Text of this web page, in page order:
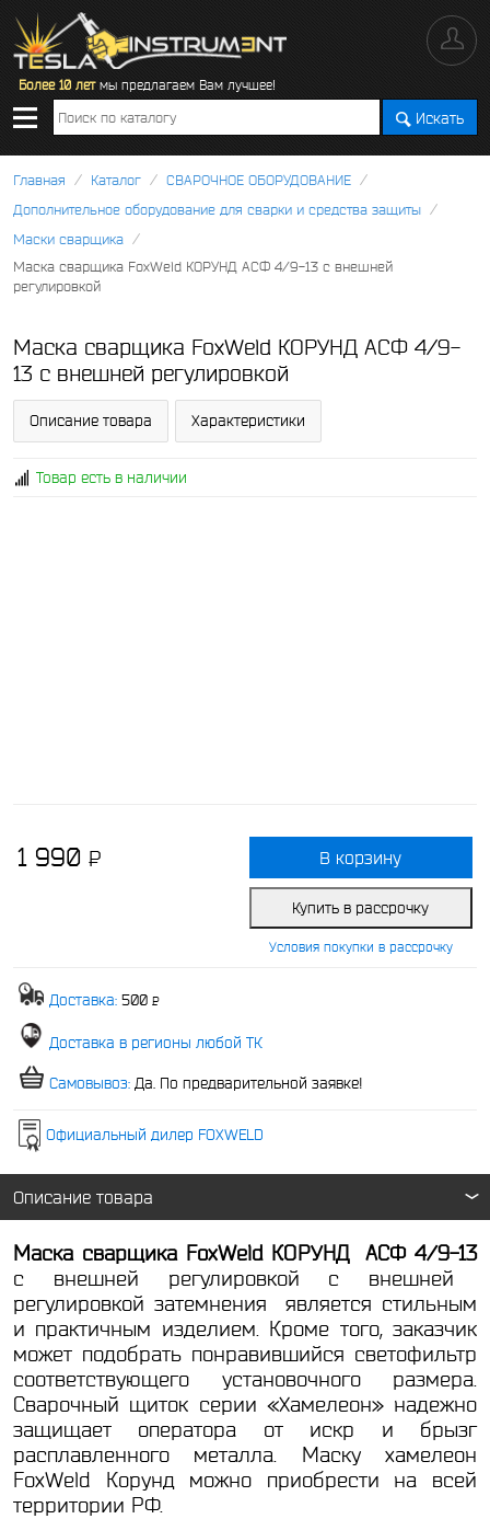
Более 10 летмы предлагаем Вам лучшее!
Искать
Главная / Каталог / СВАРОЧНОЕ ОБОРУДОВАНИЕ /
Дополнительное оборудование для сварки и средства защиты /
Маски сварщика /
Маска сварщика FoxWeld КОРУНД АСФ 4/9-13 с внешней
регулировкой
Маска сварщика FoxWeld КОРУНД АСФ 4/9-
13 с внешней регулировкой
Описание товара Характеристики
Товар есть в наличии
1 990P
- В корзину
Купить в рассрочку
Условия покупки в рассрочку
Доставка: 500 P
-
Доставка в регионы любой ТК
Самовывоз: Да. По предварительной заявке!
Официальный дилер FOXWELD
Описание товара
Маска сварщика FoxWeld КОРУНД АСФ 4/9-13
с внешней регулировкой с внешней
регулировкой затемнения является стильным
и практичным изделием. Кроме того, заказчик
может подобрать понравившийся светофильтр
соответствующего установочного размера.
Сварочный щиток серии «Хамелеон» надежно
защищает оператора от искр и брызг
расплавленного металла. Маску хамелеон
FoxWeld Корунд можно приобрести на всей
территории РФ.